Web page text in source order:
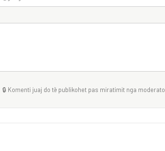
🔒 Komenti juaj do të publikohet pas miratimit nga